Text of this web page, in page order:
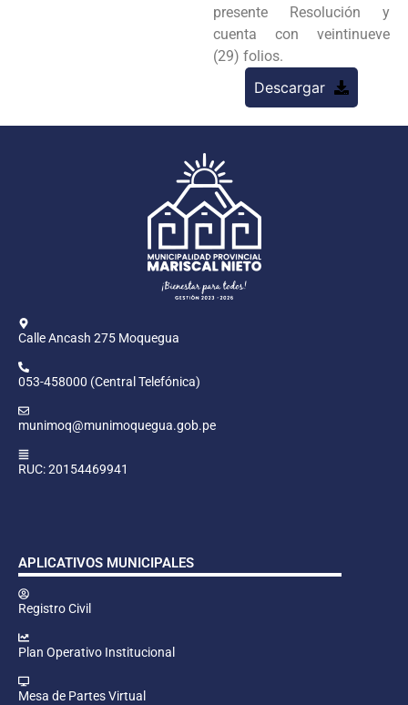
presente Resolución y
cuenta con veintinueve
(29) folios.
Descargar
Calle Ancash 275 Moquegua
053-458000 (Central Telefónica)
munimoq@munimoquegua.gob.pe
RUC: 20154469941
APLICATIVOS MUNICIPALES
Registro Civil
Plan Operativo Institucional
Mesa de Partes Virtual